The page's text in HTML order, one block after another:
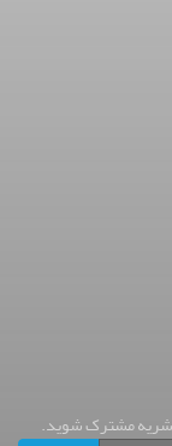
نشریه مشترک شوید.